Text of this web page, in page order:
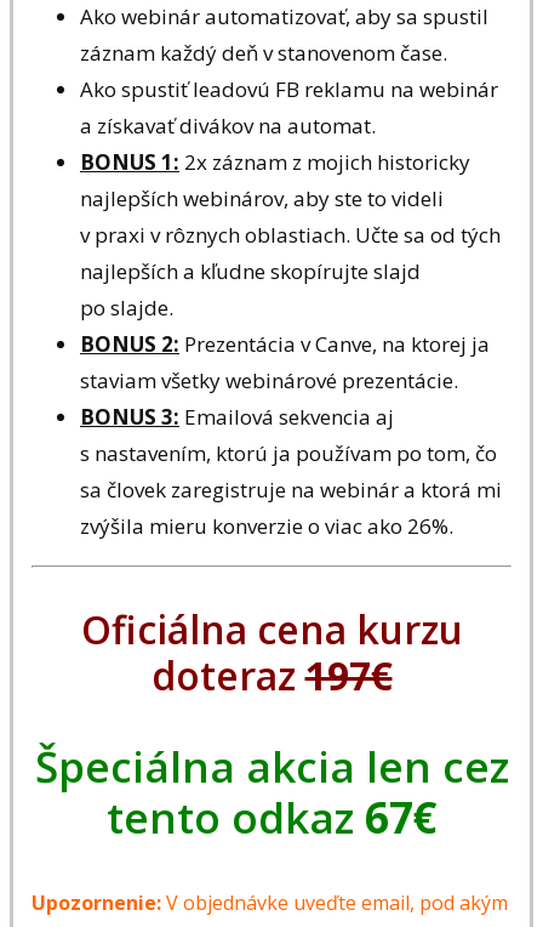
Ako webinár automatizovať, aby sa spustil
záznam každý deň v stanovenom čase.
Ako spustiť leadovú FB reklamu na webinár
a získavať divákov na automat.
BONUS 1: 2x záznam z mojich historicky
najlepších webinárov, aby ste to videli
v praxi v rôznych oblastiach. Učte sa od tých
najlepších a kľudne skopírujte slajd
po slajde.
BONUS 2: Prezentácia v Canve, na ktorej ja
staviam všetky webinárové prezentácie.
BONUS 3: Emailová sekvencia aj
s nastavením, ktorú ja používam po tom, čo
sa človek zaregistruje na webinár a ktorá mi
zvýšila mieru konverzie o viac ako 26%.
Oficiálna cena kurzu
doteraz197€
Špeciálna akcia len cez
tento odkaz 67€
Upozornenie:V objednávke uveďte email, pod akým